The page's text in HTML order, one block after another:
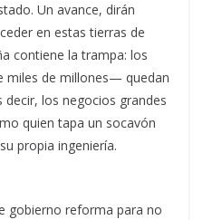
Un avance, dirán
en estas tierras de
contiene la trampa: los
miles de millones— quedan
decir, los negocios grandes
quien tapa un socavón
propia ingeniería.
gobierno reforma para no